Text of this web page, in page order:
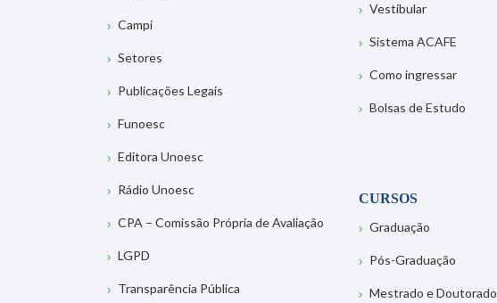
Campi
Setores
Publicações Legais
Funoesc
Editora Unoesc
Rádio Unoesc
CPA – Comissão Própria de Avaliação
LGPD
Transparência Pública
Vestibular
Sistema ACAFE
Como ingressar
Bolsas de Estudo
CURSOS
Graduação
Pós-Graduação
Mestrado e Doutorado